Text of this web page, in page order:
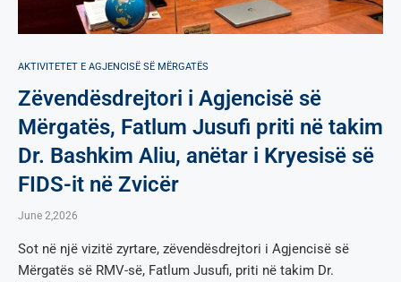
AKTIVITETET E AGJENCISË SË МËRGATËS
Zëvendësdrejtori i Agjencisë së
Mërgatës, Fatlum Jusufi priti në takim
Dr. Bashkim Aliu, anëtar i Kryesisë së
FIDS-it në Zvicër
June 2,2026
Sot në një vizitë zyrtare, zëvendësdrejtori i Agjencisë së
Mërgatës së RMV-së, Fatlum Jusufi, priti në takim Dr.